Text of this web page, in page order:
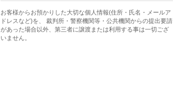
お客様からお預かりした大切な個人情報(住所・氏名・メールア
ドレスなど)を、 裁判所・警察機関等・公共機関からの提出要請
があった場合以外、第三者に譲渡または利用する事は一切ござ
いません。